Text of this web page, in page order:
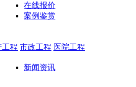
在线报价
案例鉴赏
工程 市政工程 医院工程
新闻资讯